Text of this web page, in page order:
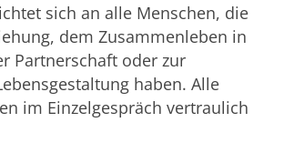
sich an alle Menschen, die
dem Zusammenleben in
Partnerschaft oder zur
haben. Alle
im Einzelgespräch vertraulich